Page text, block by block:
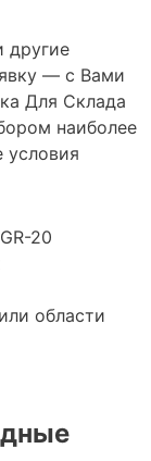
другие
— с Вами
Для Склада
наиболее
20
области